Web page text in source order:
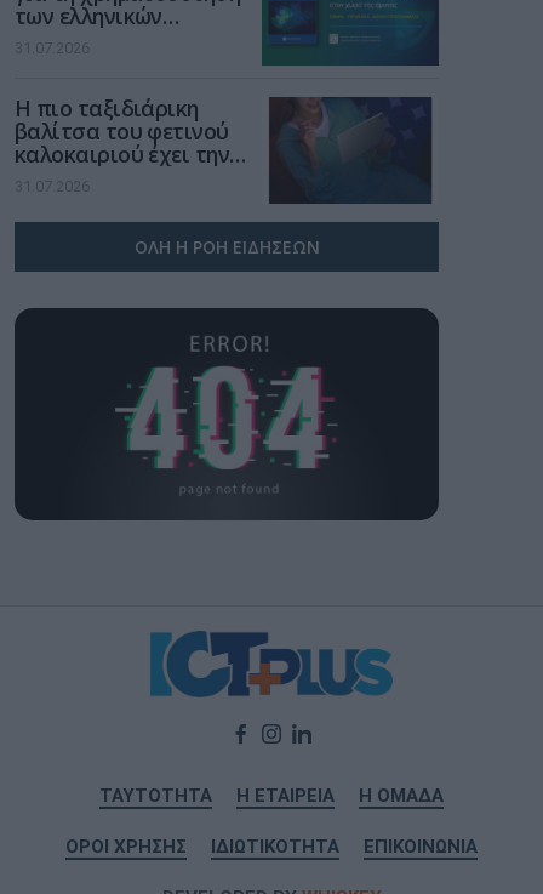
των ελληνικών
επιχειρήσεων στον
χώρο της άμυνας
31.07.2026
Η πιο ταξιδιάρικη
βαλίτσα του φετινού
καλοκαιριού έχει την
υπογραφή της Xiaomi
31.07.2026
ΟΛΗ Η ΡΟΗ ΕΙΔΗΣΕΩΝ
ΤΑΥΤΟΤΗΤΑ Η ΕΤΑΙΡΕΙΑ Η ΟΜΑΔΑ
ΟΡΟΙ ΧΡΗΣΗΣ ΙΔΙΩΤΙΚΟΤΗΤΑ ΕΠΙΚΟΙΝΩΝΙΑ